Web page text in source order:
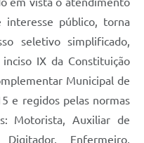
interesse público, torna
seletivo simplificado,
IX da Constituição
Municipal de
e regidos pelas normas
Motorista, Auxiliar de
Enfermeiro,